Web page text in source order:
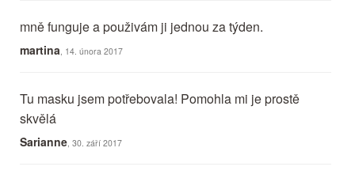
mně funguje a použivám ji jednou za týden.
martina , 14. února 2017
Tu masku jsem potřebovala! Pomohla mi je prostě
skvělá
Sarianne , 30. září 2017